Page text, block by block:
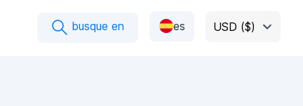
busque en es USD ($)